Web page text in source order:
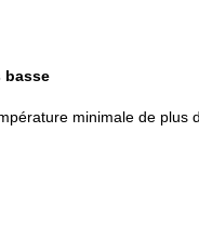
basse
minimale de plus